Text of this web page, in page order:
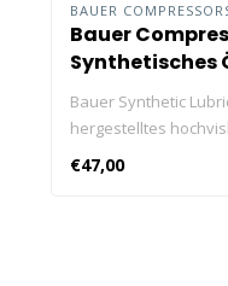
BAUER
Bauer
Synthetisches
Bauer Synthetic
hergestelltes
Basis.
€47,00